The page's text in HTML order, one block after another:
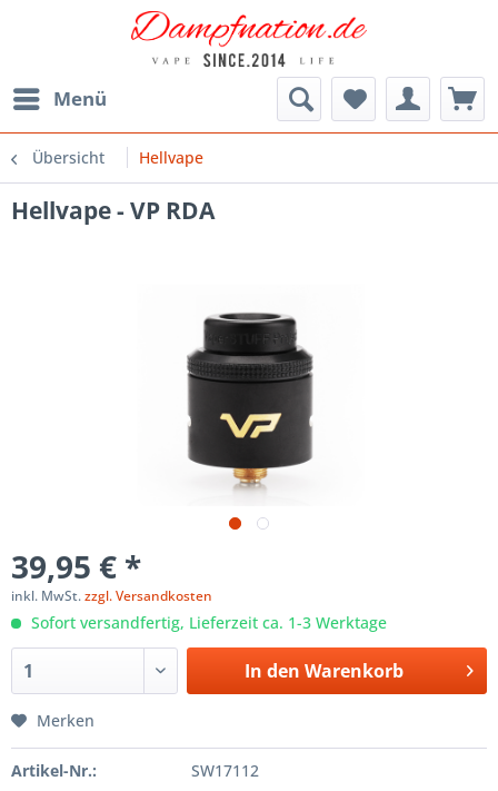
Menü
Übersicht Hellvape
Hellvape - VP RDA
39,95 € *
inkl. MwSt.zzgl. Versandkosten
Sofort versandfertig, Lieferzeit ca. 1-3 Werktage
In den Warenkorb
Merken
Artikel-Nr.: SW17112